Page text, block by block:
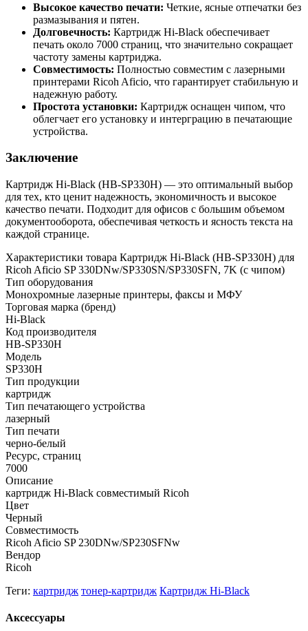
Высокое качество печати: Четкие, ясные отпечатки без
размазывания и пятен.
Долговечность: Картридж Hi-Black обеспечивает
печать около 7000 страниц, что значительно сокращает
частоту замены картриджа.
Совместимость: Полностью совместим с лазерными
принтерами Ricoh Aficio, что гарантирует стабильную и
надежную работу.
Простота установки: Картридж оснащен чипом, что
облегчает его установку и интерграцию в печатающие
устройства.
Заключение
Картридж Hi-Black (HB-SP330H) — это оптимальный выбор
для тех, кто ценит надежность, экономичность и высокое
качество печати. Подходит для офисов с большим объемом
документооборота, обеспечивая четкость и ясность текста на
каждой странице.
Характеристики товара Картридж Hi-Black (HB-SP330H) для
Ricoh Aficio SP 330DNw/SP330SN/SP330SFN, 7K (с чипом)
Тип оборудования
Монохромные лазерные принтеры, факсы и МФУ
Торговая марка (бренд)
Hi-Black
Код производителя
HB-SP330H
Модель
SP330H
Тип продукции
картридж
Тип печатающего устройства
лазерный
Тип печати
черно-белый
Ресурс, страниц
7000
Описание
картридж Hi-Black совместимый Ricoh
Цвет
Черный
Совместимость
Ricoh Aficio SP 230DNw/SP230SFNw
Вендор
Ricoh
Теги: картридж тонер-картридж Картридж Hi-Black
Аксессуары